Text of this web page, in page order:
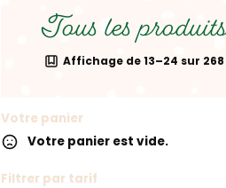
Tous les
Affichage de 13–24 sur
Votre panier
Votre panier est vide.
Filtrer par tarif